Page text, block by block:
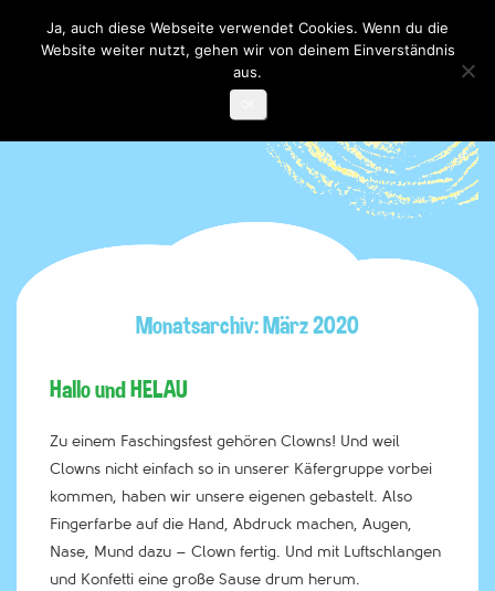
Toggle

Monatsarchiv: März 2020
Hallo und HELAU
Zu einem Faschingsfest gehören Clowns! Und weil
Clowns nicht einfach so in unserer Käfergruppe vorbei
kommen, haben wir unsere eigenen gebastelt. Also
Fingerfarbe auf die Hand, Abdruck machen, Augen,
Nase, Mund dazu – Clown fertig. Und mit Luftschlangen
und Konfetti eine große Sause drum herum.
Ja, auch diese Webseite verwendet Cookies. Wenn du die
Website weiter nutzt, gehen wir von deinem Einverständnis
aus.